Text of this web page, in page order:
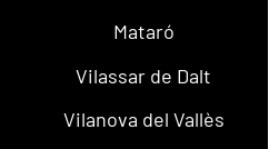
Mataró
Vilassar de Dalt
Vilanova del Vallès